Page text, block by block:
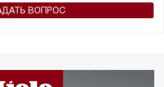
ВОПРОС